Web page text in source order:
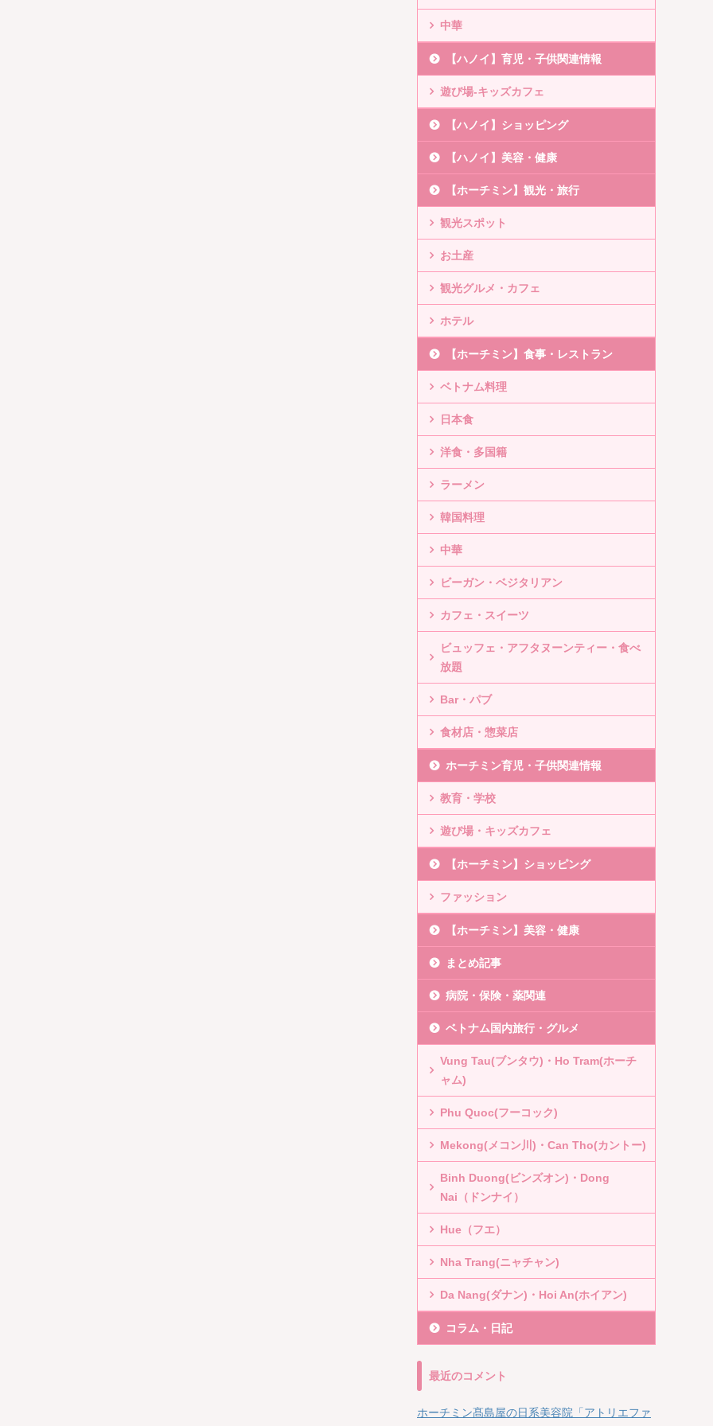
中華
【ハノイ】育児・子供関連情報
遊び場-キッズカフェ
【ハノイ】ショッピング
【ハノイ】美容・健康
【ホーチミン】観光・旅行
観光スポット
お土産
観光グルメ・カフェ
ホテル
【ホーチミン】食事・レストラン
ベトナム料理
日本食
洋食・多国籍
ラーメン
韓国料理
中華
ビーガン・ベジタリアン
カフェ・スイーツ
ビュッフェ・アフタヌーンティー・食べ
放題
Bar・パブ
食材店・惣菜店
ホーチミン育児・子供関連情報
教育・学校
遊び場・キッズカフェ
【ホーチミン】ショッピング
ファッション
【ホーチミン】美容・健康
まとめ記事
病院・保険・薬関連
ベトナム国内旅行・グルメ
Vung Tau(ブンタウ)・Ho Tram(ホーチ
ャム)
Phu Quoc(フーコック)
Mekong(メコン川)・Can Tho(カントー)
Binh Duong(ビンズオン)・Dong
Nai（ドンナイ）
Hue（フエ）
Nha Trang(ニャチャン)
Da Nang(ダナン)・Hoi An(ホイアン)
コラム・日記
最近のコメント
ホーチミン髙島屋の日系美容院「アトリエファ